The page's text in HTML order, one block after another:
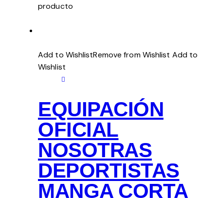
producto
Add to WishlistRemove from Wishlist Add to
Wishlist
EQUIPACIÓN
OFICIAL
NOSOTRAS
DEPORTISTAS
MANGA CORTA